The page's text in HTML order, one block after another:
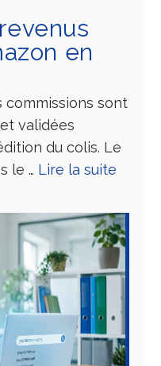
en
commissions sont
validées
du colis. Le
le … Lire la suite